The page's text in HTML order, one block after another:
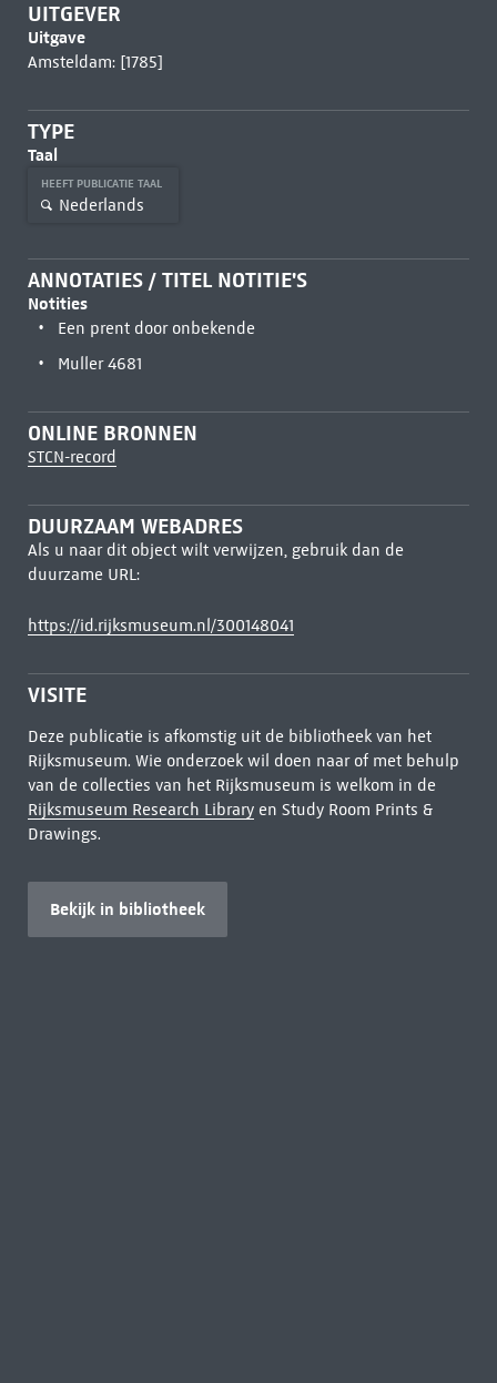
UITGEVER
Uitgave
Amsteldam: [1785]
TYPE
Taal
HEEFT PUBLICATIE TAAL
Nederlands
ANNOTATIES / TITEL NOTITIE'S
Notities
Een prent door onbekende
Muller 4681
ONLINE BRONNEN
STCN-record
DUURZAAM WEBADRES
Als u naar dit object wilt verwijzen, gebruik dan de
duurzame URL:
https://id.rijksmuseum.nl/300148041
VISITE
Deze publicatie is afkomstig uit de bibliotheek van het
Rijksmuseum. Wie onderzoek wil doen naar of met behulp
van de collecties van het Rijksmuseum is welkom in de
Rijksmuseum Research Libraryen Study Room Prints &
Drawings.
Bekijk in bibliotheek